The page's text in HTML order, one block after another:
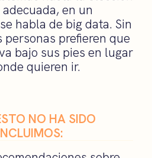
en un
habla de big data. Sin
personas prefieren que
bajo sus pies en lugar
quieren ir.
NO HA SIDO